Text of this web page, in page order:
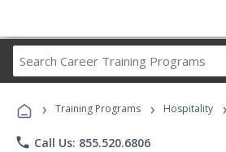
Career
Programs
› Training Programs › Hospitality ›
phone Call Us: 855.520.6806